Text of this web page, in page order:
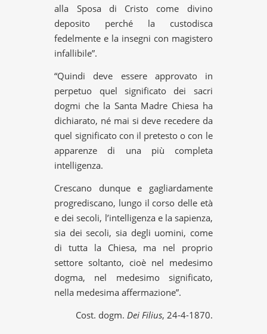
alla Sposa di Cristo come divino
deposito perché la custodisca
fedelmente e la insegni con magistero
infallibile”.
“Quindi deve essere approvato in
perpetuo quel significato dei sacri
dogmi che la Santa Madre Chiesa ha
dichiarato, né mai si deve recedere da
quel significato con il pretesto o con le
apparenze di una più completa
intelligenza.
Crescano dunque e gagliardamente
progrediscano, lungo il corso delle età
e dei secoli, l’intelligenza e la sapienza,
sia dei secoli, sia degli uomini, come
di tutta la Chiesa, ma nel proprio
settore soltanto, cioè nel medesimo
dogma, nel medesimo significato,
nella medesima affermazione”.
Cost. dogm. Dei Filius, 24-4-1870.